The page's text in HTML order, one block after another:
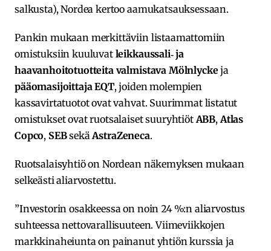
salkusta), Nordea kertoo aamukatsauksessaan.
Pankin mukaan merkittäviin listaamattomiin
omistuksiin kuuluvat leikkaussali‐ ja
haavanhoitotuotteita valmistava Mölnlyckeja
pääomasijoittaja EQT, joiden molempien
kassavirtatuotot ovat vahvat. Suurimmat listatut
omistukset ovat ruotsalaiset suuryhtiötABB,Atlas
Copco, SEBsekäAstraZeneca.
Ruotsalaisyhtiö on Nordean näkemyksen mukaan
selkeästi aliarvostettu.
”Investorin osakkeessa on noin 24 %:n aliarvostus
suhteessa nettovarallisuuteen. Viimeviikkojen
markkinaheiunta on painanut yhtiön kurssia ja